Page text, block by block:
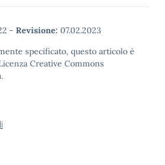
- Revisione: 07.02.2023
specificato, questo articolo è
Creative Commons